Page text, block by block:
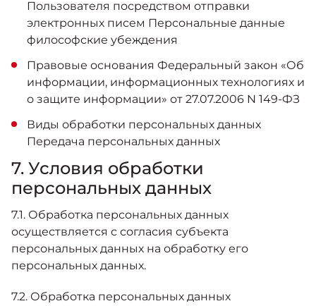
Пользователя посредством отправки
электронных писем Персональные данные
философские убеждения
Правовые основания Федеральный закон «Об
информации, информационных технологиях и
о защите информации» от 27.07.2006 N 149-ФЗ
Виды обработки персональных данных
Передача персональных данных
7. Условия обработки
персональных данных
7.1. Обработка персональных данных
осуществляется с согласия субъекта
персональных данных на обработку его
персональных данных.
7.2. Обработка персональных данных